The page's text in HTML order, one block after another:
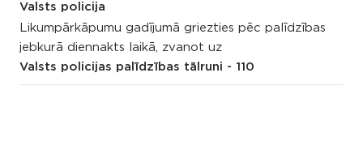
Valsts policija
Likumpārkāpumu gadījumā griezties pēc palīdzības
jebkurā diennakts laikā, zvanot uz
Valsts policijas palīdzības tālruni - 110